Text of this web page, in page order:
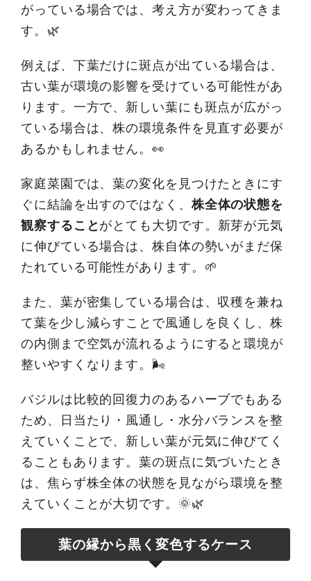
がっている場合では、考え方が変わってきま
す。🌿
例えば、下葉だけに斑点が出ている場合は、
古い葉が環境の影響を受けている可能性があ
ります。一方で、新しい葉にも斑点が広がっ
ている場合は、株の環境条件を見直す必要が
あるかもしれません。👀
家庭菜園では、葉の変化を見つけたときにす
ぐに結論を出すのではなく、株全体の状態を
観察することがとても大切です。新芽が元気
に伸びている場合は、株自体の勢いがまだ保
たれている可能性があります。🌱
また、葉が密集している場合は、収穫を兼ね
て葉を少し減らすことで風通しを良くし、株
の内側まで空気が流れるようにすると環境が
整いやすくなります。🌬️
バジルは比較的回復力のあるハーブでもある
ため、日当たり・風通し・水分バランスを整
えていくことで、新しい葉が元気に伸びてく
ることもあります。葉の斑点に気づいたとき
は、焦らず株全体の状態を見ながら環境を整
えていくことが大切です。🌞🌿
葉の縁から黒く変色するケース